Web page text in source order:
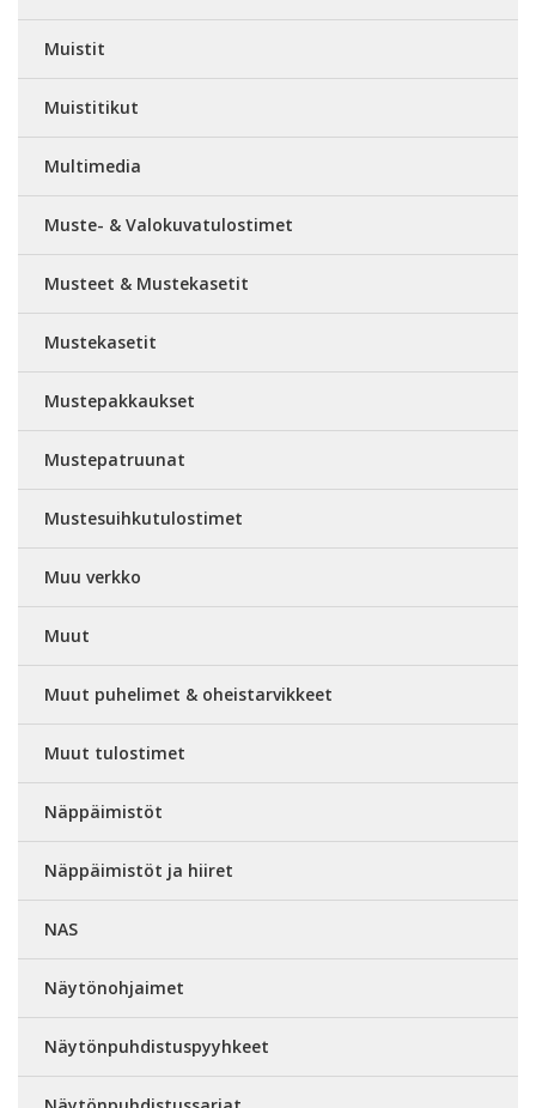
Muistit
Muistitikut
Multimedia
Muste- & Valokuvatulostimet
Musteet & Mustekasetit
Mustekasetit
Mustepakkaukset
Mustepatruunat
Mustesuihkutulostimet
Muu verkko
Muut
Muut puhelimet & oheistarvikkeet
Muut tulostimet
Näppäimistöt
Näppäimistöt ja hiiret
NAS
Näytönohjaimet
Näytönpuhdistuspyyhkeet